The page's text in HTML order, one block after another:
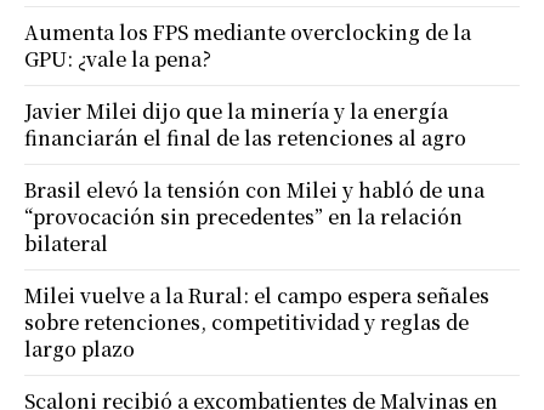
Aumenta los FPS mediante overclocking de la
GPU: ¿vale la pena?
Javier Milei dijo que la minería y la energía
financiarán el final de las retenciones al agro
Brasil elevó la tensión con Milei y habló de una
“provocación sin precedentes” en la relación
bilateral
Milei vuelve a la Rural: el campo espera señales
sobre retenciones, competitividad y reglas de
largo plazo
Scaloni recibió a excombatientes de Malvinas en